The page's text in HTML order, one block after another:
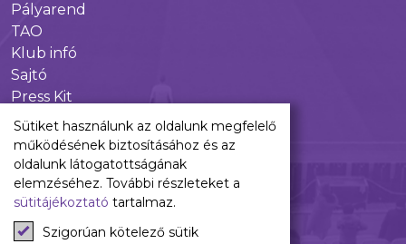
Pályarend
TAO
Klub infó
Sajtó
Press Kit
Újpest FC Shop
Digitális felületeink
Facebook
Instagram
Tiktok
Sütiket használunk az oldalunk megfelelő
működésének biztosításához és az
oldalunk látogatottságának
elemzéséhez. További részleteket a
sütitájékoztató tartalmaz.
Szigorúan kötelező sütik